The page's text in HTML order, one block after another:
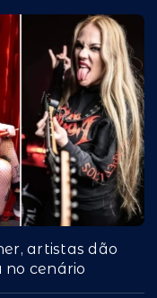
artistas dão
cenário